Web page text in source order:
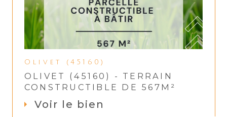
Olivet (45160)
OLIVET (45160) - TERRAIN
CONSTRUCTIBLE DE 567M²
Voir le bien